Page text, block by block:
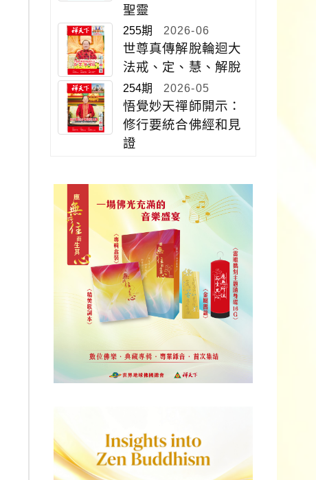
聖靈
255期 2026-06
世尊真傳解脫輪迴大
法戒、定、慧、解脫
254期 2026-05
悟覺妙天禪師開示：
修行要統合佛經和見
證